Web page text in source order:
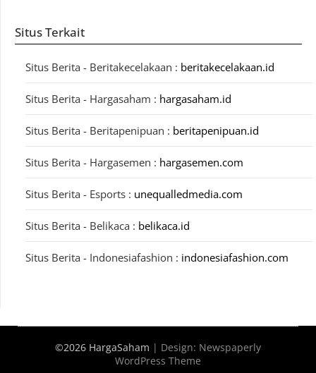
Situs Terkait
Situs Berita - Beritakecelakaan : beritakecelakaan.id
Situs Berita - Hargasaham : hargasaham.id
Situs Berita - Beritapenipuan : beritapenipuan.id
Situs Berita - Hargasemen : hargasemen.com
Situs Berita - Esports : unequalledmedia.com
Situs Berita - Belikaca : belikaca.id
Situs Berita - Indonesiafashion : indonesiafashion.com
©2026 HargaSaham | Design: Newspaperly
WordPress Theme